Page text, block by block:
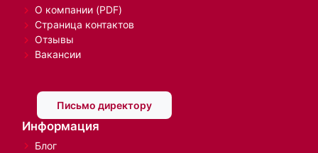
О компании (PDF)
Страница контактов
Отзывы
Вакансии
Письмо директору
Информация
Блог